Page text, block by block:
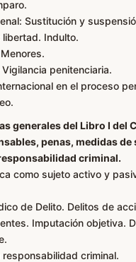
Sustitución y
Indulto.
penitenciaria.
en el proceso
generales del Libro I del
penas, medidas
criminal.
como sujeto activo y
de Delito. Delitos de
Imputación objetiva.
responsabilidad criminal.